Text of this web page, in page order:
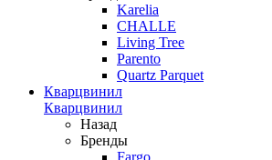
Karelia
CHALLE
Living Tree
Parento
Quartz Parquet
Кварцвинил
Кварцвинил
Назад
Бренды
Fargo